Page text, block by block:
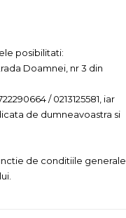
posibilitati:
Doamnei, nr 3 din
/ 0213125581, iar
de dumneavoastra si
de conditiile generale